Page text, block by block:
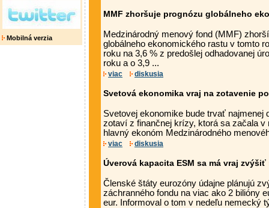
Mobilná verzia
MMF zhoršuje prognózu globálneho
Medzinárodný menový fond (MMF)
globálneho ekonomického rastu v tomto
roku na 3,6 % z predošlej odhadovanej
roku a o 3,9 ...
viac diskusia
Svetová ekonomika vraj na zotavenie
Svetovej ekonomike bude trvať najmenej
zotaví z finančnej krízy, ktorá sa začala v
hlavný ekonóm Medzinárodného
viac diskusia
Úverová kapacita ESM sa má vraj
Členské štáty eurozóny údajne plánujú
záchranného fondu na viac ako 2 bilióny
eur. Informoval o tom v nedeľu nemecký